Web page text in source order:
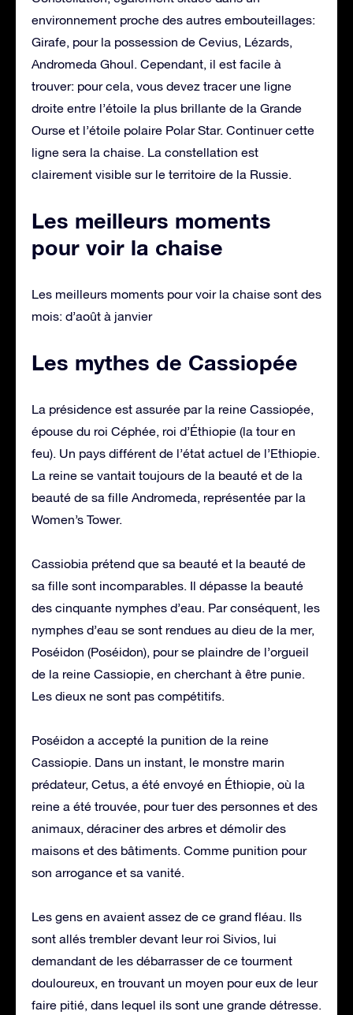
environnement proche des autres embouteillages:
Girafe, pour la possession de Cevius, Lézards,
Andromeda Ghoul. Cependant, il est facile à
trouver: pour cela, vous devez tracer une ligne
droite entre l’étoile la plus brillante de la Grande
Ourse et l’étoile polaire Polar Star. Continuer cette
ligne sera la chaise. La constellation est
clairement visible sur le territoire de la Russie.
Les meilleurs moments
pour voir la chaise
Les meilleurs moments pour voir la chaise sont des
mois: d’août à janvier
Les mythes de Cassiopée
La présidence est assurée par la reine Cassiopée,
épouse du roi Céphée, roi d’Éthiopie (la tour en
feu). Un pays différent de l’état actuel de l’Ethiopie.
La reine se vantait toujours de la beauté et de la
beauté de sa fille Andromeda, représentée par la
Women’s Tower.
Cassiobia prétend que sa beauté et la beauté de
sa fille sont incomparables. Il dépasse la beauté
des cinquante nymphes d’eau. Par conséquent, les
nymphes d’eau se sont rendues au dieu de la mer,
Poséidon (Poséidon), pour se plaindre de l’orgueil
de la reine Cassiopie, en cherchant à être punie.
Les dieux ne sont pas compétitifs.
Poséidon a accepté la punition de la reine
Cassiopie. Dans un instant, le monstre marin
prédateur, Cetus, a été envoyé en Éthiopie, où la
reine a été trouvée, pour tuer des personnes et des
animaux, déraciner des arbres et démolir des
maisons et des bâtiments. Comme punition pour
son arrogance et sa vanité.
Les gens en avaient assez de ce grand fléau. Ils
sont allés trembler devant leur roi Sivios, lui
demandant de les débarrasser de ce tourment
douloureux, en trouvant un moyen pour eux de leur
faire pitié, dans lequel ils sont une grande détresse.